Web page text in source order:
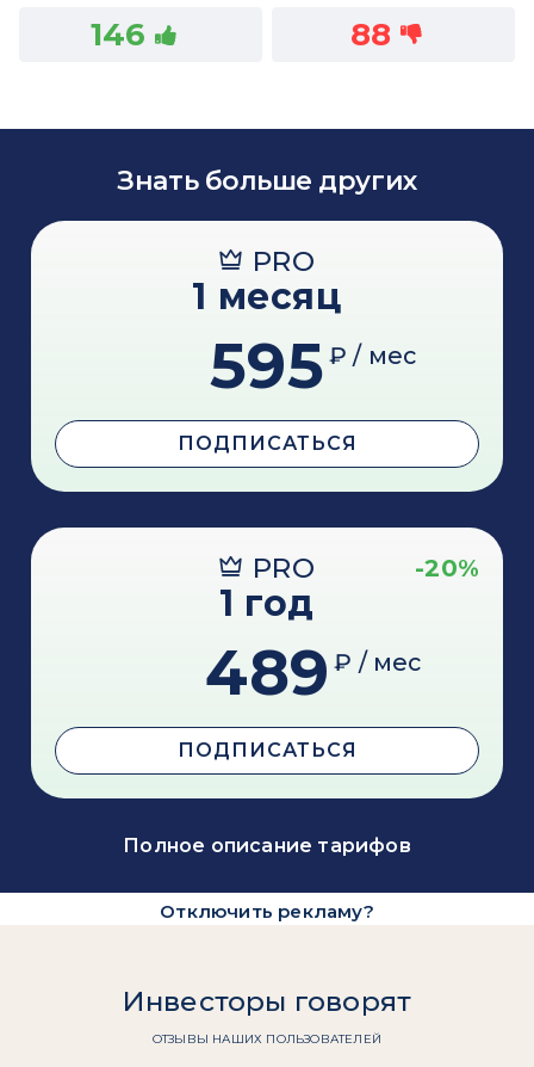
146 88
Знать больше других
PRO
1 месяц
595 ₽ / мес
ПОДПИСАТЬСЯ
PRO -20%
1 год
489 ₽ / мес
ПОДПИСАТЬСЯ
Полное описание тарифов
Отключить рекламу?
Инвесторы говорят
ОТЗЫВЫ НАШИХ ПОЛЬЗОВАТЕЛЕЙ